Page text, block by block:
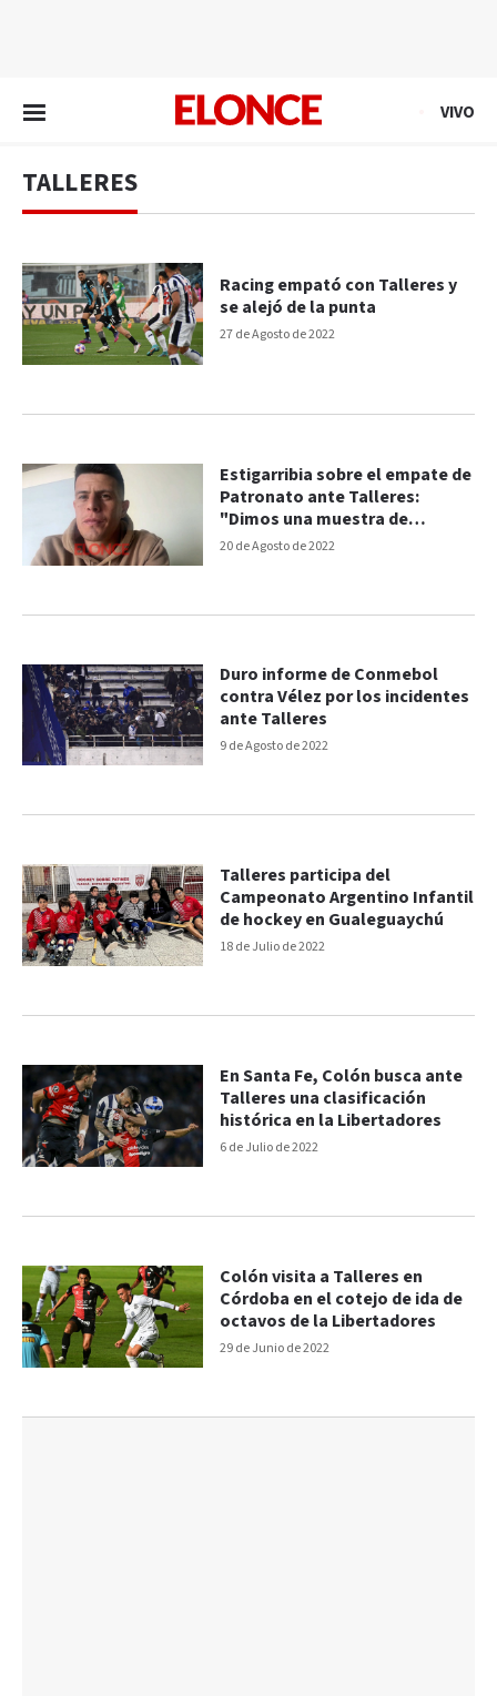
VIVO
TALLERES
27 de Agosto de 2022
Racing empató con Talleres y
se alejó de la punta
20 de Agosto de 2022
Estigarribia sobre el empate de
Patronato ante Talleres:
"Dimos una muestra de
carácter"
9 de Agosto de 2022
Duro informe de Conmebol
contra Vélez por los incidentes
ante Talleres
18 de Julio de 2022
Talleres participa del
Campeonato Argentino Infantil
de hockey en Gualeguaychú
6 de Julio de 2022
En Santa Fe, Colón busca ante
Talleres una clasificación
histórica en la Libertadores
29 de Junio de 2022
Colón visita a Talleres en
Córdoba en el cotejo de ida de
octavos de la Libertadores